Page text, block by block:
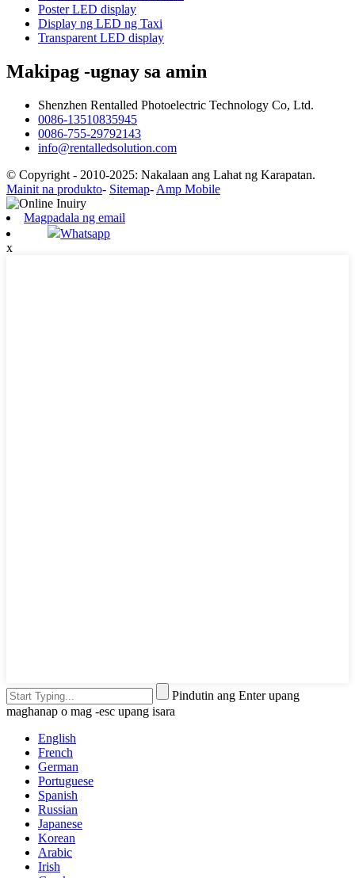
Poster LED display
Display ng LED ng Taxi
Transparent LED display
Makipag -ugnay sa amin
Shenzhen Rentalled Photoelectric Technology Co, Ltd.
0086-13510835945
0086-755-29792143
info@rentalledsolution.com
© Copyright - 2010-2025: Nakalaan ang Lahat ng Karapatan.
Mainit na produkto- Sitemap- Amp Mobile
Magpadala ng email
Whatsapp
x
Pindutin ang Enter upang
maghanap o mag -esc upang isara
English
French
German
Portuguese
Spanish
Russian
Japanese
Korean
Arabic
Irish